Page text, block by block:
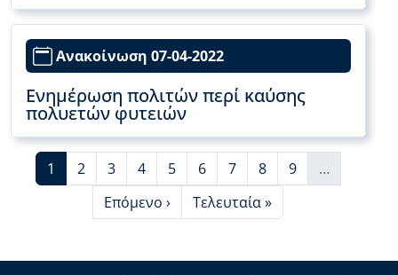
Ανακοίνωση 07-04-2022
Ενημέρωση πολιτών περί καύσης
πολυετών φυτειών
Τρέχουσα σελίδα
1 Page
2 Page
3 Page
4 Page
5 Page
6 Page
7 Page
8 Page
9
…
Next page
Επόμενο › Last page
Τελευταία »